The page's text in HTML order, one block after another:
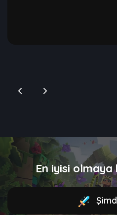
En iyisi olmaya